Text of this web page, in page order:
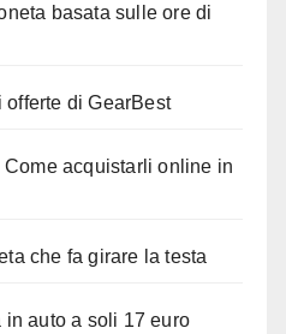
basata sulle ore di
di GearBest
acquistarli online in
che fa girare la testa
in auto a soli 17 euro